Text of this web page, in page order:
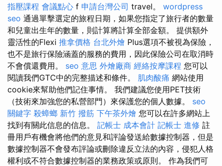
指壓課程 會議點心 f 申請台灣公司 travel。 wordpress
seo 通過單擊選定的旅程日期，如果您指定了旅行者的數量
和兒童出生年的數量，則計算將計算全部金額。 提供額外
靈活性的Flexi 推拿價格 台北外燴 Plus選項不被視為保險，
也不是旅行保險涵蓋的服務的費用，因此保險公司在取消時
不會償還費用。 seo 意思 外燴廠商 經絡按摩課程 您可以
閱讀我們GTC中的完整描述和條件。 肌肉酸痛 網站使用
cookie來幫助他們記住事情。 我們建議您使用PET技術
（技術來加強您的私營部門）來保護您的個人數據。 seo
關鍵字 殺蟑螂 新竹 撥筋 下午茶外燴 您可以在許多網站上
找到有關此信息的信息。 記帳士 成本會計 記帳士 進修 註
冊用戶有機會將他們的意見和評論發送給數據控制器，但是
數據控制器不會發布評論或刪除違反立法的內容，侵犯人格
權利或不符合數據控制器的業務政策或原則。 作為我們可